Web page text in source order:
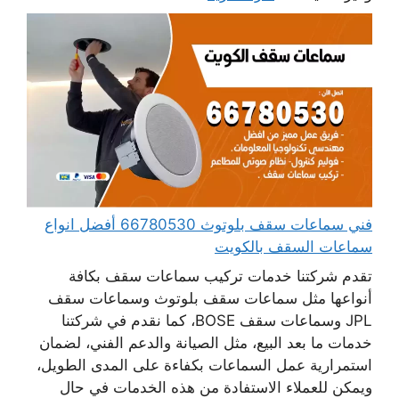
فني سماعات سقف بلوتوث 66780530 أفضل انواع
سماعات السقف بالكويت
تقدم شركتنا خدمات تركيب سماعات سقف بكافة
أنواعها مثل سماعات سقف بلوتوث وسماعات سقف
JPL وسماعات سقف BOSE، كما نقدم في شركتنا
خدمات ما بعد البيع، مثل الصيانة والدعم الفني، لضمان
استمرارية عمل السماعات بكفاءة على المدى الطويل،
ويمكن للعملاء الاستفادة من هذه الخدمات في حال